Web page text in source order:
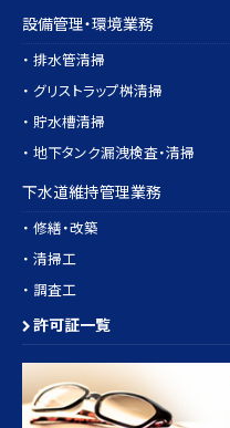
設備管理・環境業務
・ 排水管清掃
・ グリストラップ桝清掃
・ 貯水槽清掃
・ 地下タンク漏洩検査・清掃
下水道維持管理業務
・ 修繕・改築
・ 清掃工
・ 調査工
許可証一覧